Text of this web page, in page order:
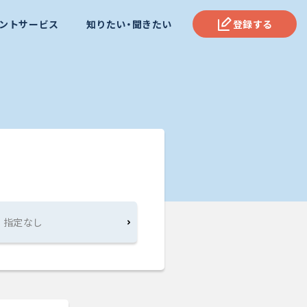
トサービス 知りたい・聞きたい 登録する